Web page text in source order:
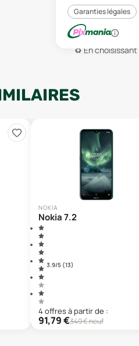
Garanties légales
♻️ En
NOKIA
Nokia 7.2
3.9/5 (13)
4 offresà partir de :
91,79€349€ neuf